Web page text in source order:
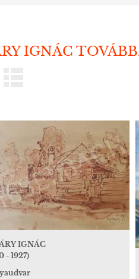
IGNÁC
IGNÁC
- 1927)